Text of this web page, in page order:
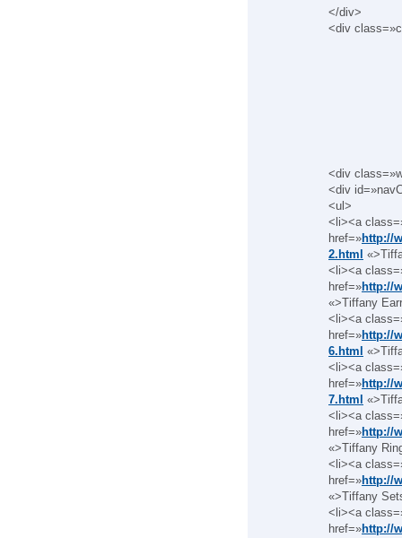
</div>
<div
<div
<div
<ul>
<li><a
href=»http://
2.html
<li><a
href=»http://
«>Tiffany
<li><a
href=»http://
6.html
<li><a
href=»http://
7.html
<li><a
href=»http://
«>Tiffany
<li><a
href=»http://
«>Tiffany
<li><a
href=»http://